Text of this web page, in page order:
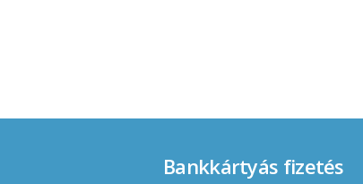
Bankkártyás fizetés